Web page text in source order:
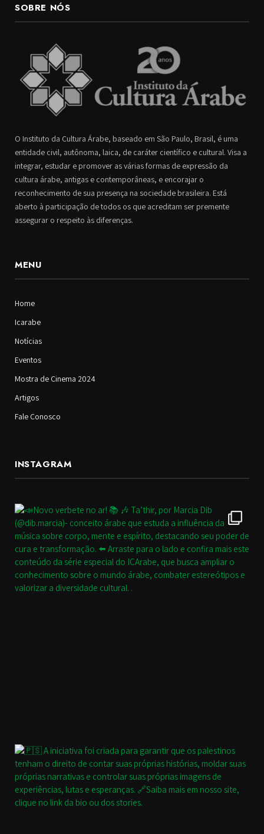
SOBRE NÓS
O Instituto da Cultura Árabe, baseado em São Paulo, Brasil, é uma
entidade civil, autônoma, laica, de caráter científico e cultural. Visa a
integrar, estudar e promover as várias formas de expressão da
cultura árabe, antigas e contemporâneas, e encorajar o
reconhecimento de sua presença na sociedade brasileira. Está
aberto à participação de todos os que acreditam ser premente
assegurar o respeito às diferenças.
MENU
Home
Icarabe
Notícias
Eventos
Mostra de Cinema 2024
Artigos
Fale Conosco
INSTAGRAM